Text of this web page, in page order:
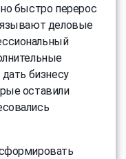
быстро перерос
деловые
бизнесу
оставили